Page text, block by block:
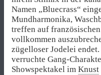
Namen „Bluecrass“
Mundharmonika,
treffen auf
vollkommen
zügelloser Jodelei
verruchte Gang-
Showspektakel im Knust